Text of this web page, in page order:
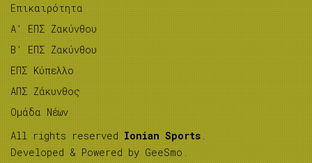
Επικαιρότητα
A’ ΕΠΣ Ζακύνθου
B’ ΕΠΣ Ζακύνθου
ΕΠΣ Κύπελλο
ΑΠΣ Ζάκυνθος
Ομάδα Νέων
All rights reserved Ionian Sports .
Developed & Powered by GeeSmo .